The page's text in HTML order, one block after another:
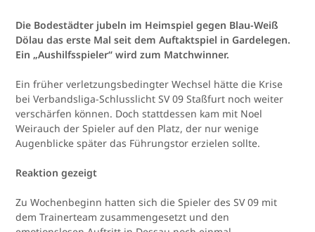
Die Bodestädter jubeln im Heimspiel gegen Blau-Weiß
Dölau das erste Mal seit dem Auftaktspiel in Gardelegen.
Ein „Aushilfsspieler“ wird zum Matchwinner.
Ein früher verletzungsbedingter Wechsel hätte die Krise
bei Verbandsliga-Schlusslicht SV 09 Staßfurt noch weiter
verschärfen können. Doch stattdessen kam mit Noel
Weirauch der Spieler auf den Platz, der nur wenige
Augenblicke später das Führungstor erzielen sollte.
Reaktion gezeigt
Zu Wochenbeginn hatten sich die Spieler des SV 09 mit
dem Trainerteam zusammengesetzt und den